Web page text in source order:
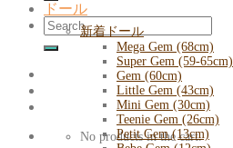
Search
for:
No products in the cart.
ドール
新着ドール
Mega Gem (68cm)
Super Gem (59-65cm)
Gem (60cm)
Little Gem (43cm)
Mini Gem (30cm)
Teenie Gem (26cm)
Petit Gem (13cm)